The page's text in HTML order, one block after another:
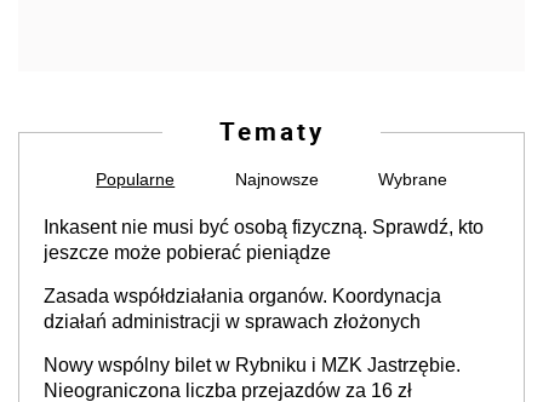
Tematy
Popularne Najnowsze Wybrane
Inkasent nie musi być osobą fizyczną. Sprawdź, kto
jeszcze może pobierać pieniądze
Zasada współdziałania organów. Koordynacja
działań administracji w sprawach złożonych
Nowy wspólny bilet w Rybniku i MZK Jastrzębie.
Nieograniczona liczba przejazdów za 16 zł